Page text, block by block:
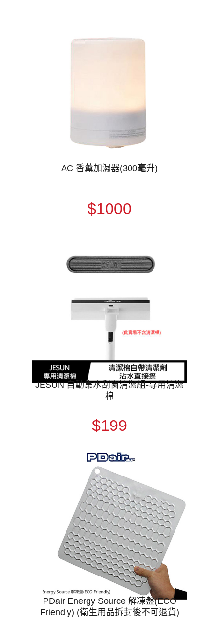
AC 香薰加濕器(300毫升)
$1000
JESUN 自動集水刮窗清潔組-專用清潔
棉
$199
PDair Energy Source 解凍盤(ECO
Friendly) (衛生用品拆封後不可退貨)